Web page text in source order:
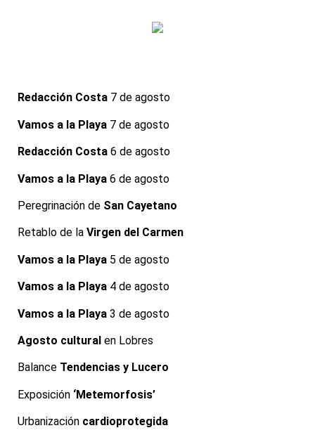
Redacción Costa 7 de agosto
Vamos a la Playa 7 de agosto
Redacción Costa 6 de agosto
Vamos a la Playa 6 de agosto
Peregrinación de San Cayetano
Retablo de la Virgen del Carmen
Vamos a la Playa 5 de agosto
Vamos a la Playa 4 de agosto
Vamos a la Playa 3 de agosto
Agosto cultural en Lobres
Balance Tendencias y Lucero
Exposición ‘Metemorfosis’
Urbanización cardioprotegida